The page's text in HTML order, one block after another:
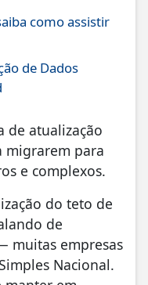
como assistir
de Dados
de atualização
migrarem para
e complexos.
do teto de
de
muitas empresas
Nacional.